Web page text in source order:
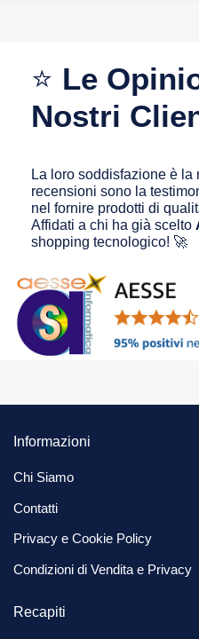
⭐ Le
Nostri
La loro soddisfazione è la
recensioni sono la
nel fornire prodotti di
Affidati a chi ha già scelto
shopping tecnologico! 🚀
Informazioni
Chi Siamo
Contatti
Privacy e Cookie Policy
Condizioni di Vendita e Privacy
Recapiti